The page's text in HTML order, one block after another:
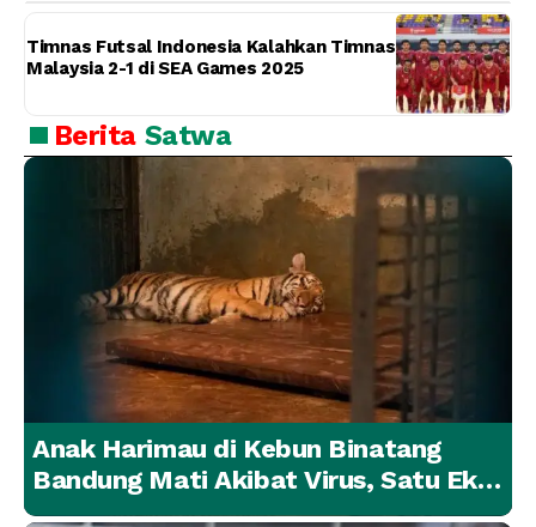
Timnas Futsal Indonesia Kalahkan Timnas
Malaysia 2-1 di SEA Games 2025
Berita Satwa
Anak Harimau di Kebun Binatang
Bandung Mati Akibat Virus, Satu Ekor
Lainnya Berangsur Membaik